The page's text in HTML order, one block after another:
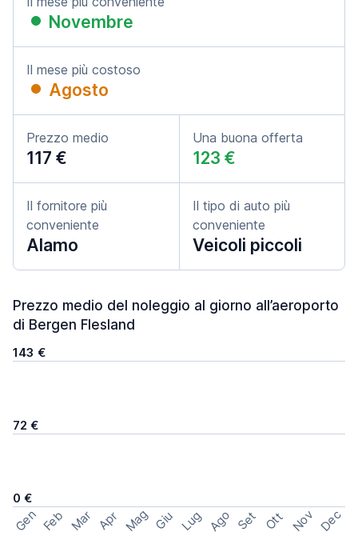
Novembre
Il mese più costoso
Agosto
Prezzo medio
117 €
Una buona offerta
123 €
Il fornitore più
conveniente
Alamo
Il tipo di auto più
conveniente
Veicoli piccoli
Prezzo medio del noleggio al giorno all’aeroporto
di Bergen Flesland
143 €
72 €
0 €
Gen Feb Mar Apr Mag Giu Lug Ago Set Ott Nov Dec